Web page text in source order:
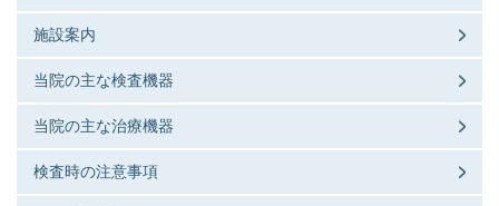
施設案内
当院の主な検査機器
当院の主な治療機器
検査時の注意事項